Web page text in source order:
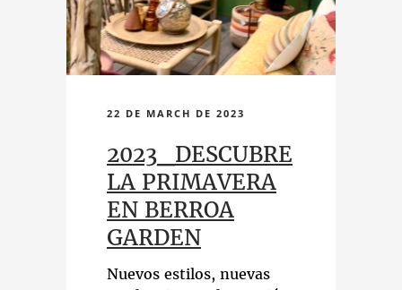
22 DE MARCH DE 2023
2023_DESCUBRE
LA PRIMAVERA
EN BERROA
GARDEN
Nuevos estilos, nuevas